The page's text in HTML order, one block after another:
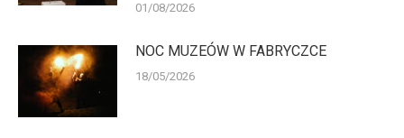
01/08/2026
NOC MUZEÓW W FABRYCZCE
18/05/2026